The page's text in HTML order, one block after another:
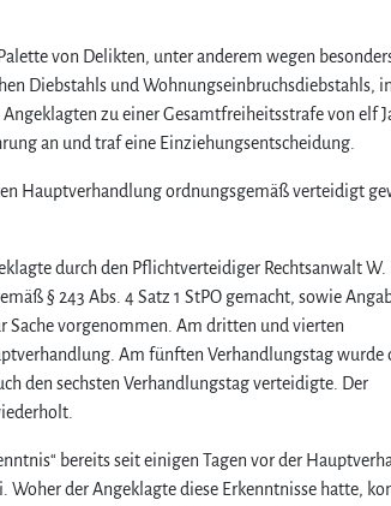
e
i
h
e
h
r
z
u
l
von Delikten, unter anderem wegen
Diebstahls und Wohnungseinbruchsdiebstahls,
zu einer Gesamtfreiheitsstrafe von elf
an und traf eine Einziehungsentscheidung.
Hauptverhandlung ordnungsgemäß verteidigt
durch den Pflichtverteidiger Rechtsanwalt W.
§ 243 Abs. 4 Satz 1 StPO gemacht, sowie
Sache vorgenommen. Am dritten und vierten
Am fünften Verhandlungstag wurde
den sechsten Verhandlungstag verteidigte. Der
bereits seit einigen Tagen vor der
der Angeklagte diese Erkenntnisse hatte,